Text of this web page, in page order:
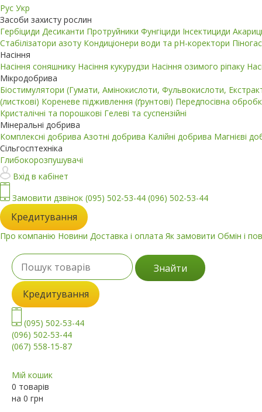
Рус Укр
Засоби захисту рослин
Гербіциди Десиканти Протруйники Фунгіциди Інсектициди
Стабілізатори азоту Кондиціонери води та pH-коректори
Насіння
Насіння соняшнику Насіння кукурудзи Насіння озимого ріпаку
Мікродобрива
Біостимулятори (Гумати, Амінокислоти, Фульвокислоти,
(листкові) Кореневе підживлення (ґрунтові) Передпосівна
Кристалічні та порошкові Гелеві та суспензійні
Мінеральні добрива
Комплексні добрива Азотні добрива Калійні добрива Магнієві
Сільгосптехніка
Глибокорозпушувачі
Вхід в кабінет
Замовити дзвінок (095) 502-53-44 (096) 502-53-44
Кредитування
Про компанію Новини Доставка і оплата Як замовити Обмін і
Знайти
Кредитування
(095) 502-53-44
(096) 502-53-44
(067) 558-15-87
Мій кошик
0 товарів
на 0 грн